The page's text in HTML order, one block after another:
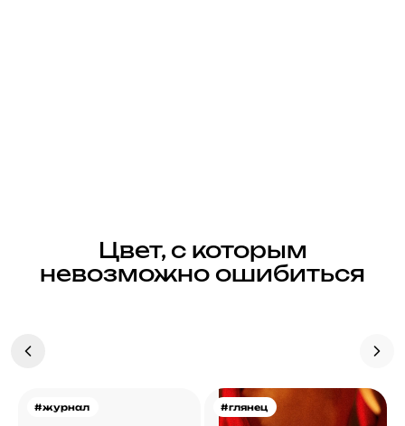
Цвет, с которым
невозможно ошибиться
#журнал #глянец